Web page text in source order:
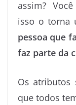
assim?
isso o torna
pessoa que
faz parte da
Os atributos
que todos